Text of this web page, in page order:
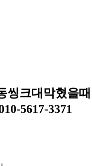
씽크대막혔을때
5617-3371